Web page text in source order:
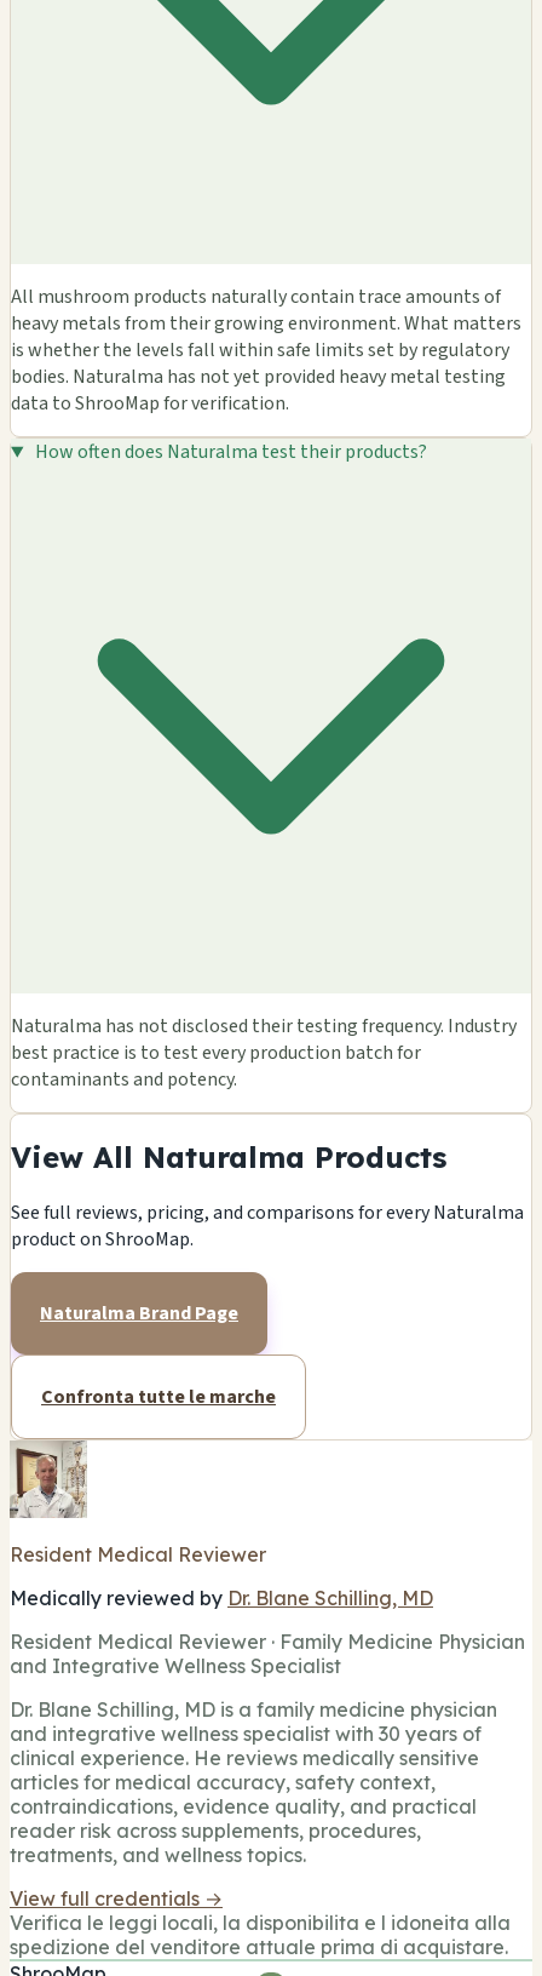
All mushroom products naturally contain trace amounts of
heavy metals from their growing environment. What matters
is whether the levels fall within safe limits set by regulatory
bodies. Naturalma has not yet provided heavy metal testing
data to ShrooMap for verification.
How often does Naturalma test their products?
Naturalma has not disclosed their testing frequency. Industry
best practice is to test every production batch for
contaminants and potency.
View All Naturalma Products
See full reviews, pricing, and comparisons for every Naturalma
product on ShrooMap.
Naturalma Brand Page
Confronta tutte le marche
Resident Medical Reviewer
Medically reviewed by Dr. Blane Schilling, MD
Resident Medical Reviewer · Family Medicine Physician
and Integrative Wellness Specialist
Dr. Blane Schilling, MD is a family medicine physician
and integrative wellness specialist with 30 years of
clinical experience. He reviews medically sensitive
articles for medical accuracy, safety context,
contraindications, evidence quality, and practical
reader risk across supplements, procedures,
treatments, and wellness topics.
View full credentials →
Verifica le leggi locali, la disponibilita e l idoneita alla
spedizione del venditore attuale prima di acquistare.